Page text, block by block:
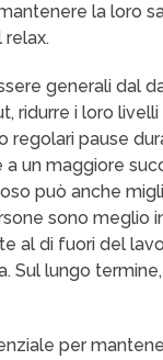
la loro
relax.
generali dal
ridurre i loro livelli
pause
un maggiore
può anche
sono meglio
al di fuori del
Sul lungo
per